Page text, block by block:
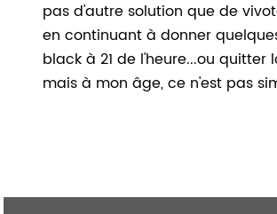
pas d'autre solution que de
en continuant à donner
black à 21 de l'heure...ou quitter
mais à mon âge, ce n'est pas